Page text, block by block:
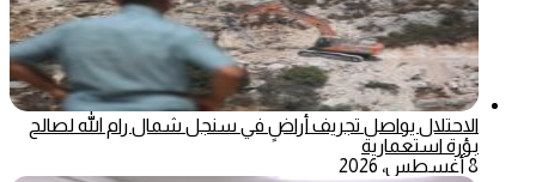
الاحتلال يواصل تجريف أراضٍ في سنجل شمال رام الله لصالح
بؤرة استعمارية
8 أغسطس، 2026